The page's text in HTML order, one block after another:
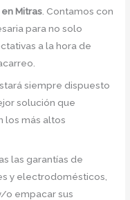
Mitras . Contamos con
para no solo
a la hora de
siempre dispuesto
solución que
los más altos
las garantías de
y electrodomésticos,
o empacar sus